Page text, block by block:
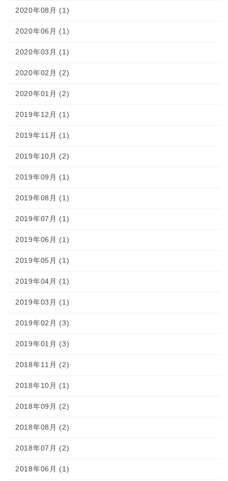
2020年08月 (1)
2020年06月 (1)
2020年03月 (1)
2020年02月 (2)
2020年01月 (2)
2019年12月 (1)
2019年11月 (1)
2019年10月 (2)
2019年09月 (1)
2019年08月 (1)
2019年07月 (1)
2019年06月 (1)
2019年05月 (1)
2019年04月 (1)
2019年03月 (1)
2019年02月 (3)
2019年01月 (3)
2018年11月 (2)
2018年10月 (1)
2018年09月 (2)
2018年08月 (2)
2018年07月 (2)
2018年06月 (1)